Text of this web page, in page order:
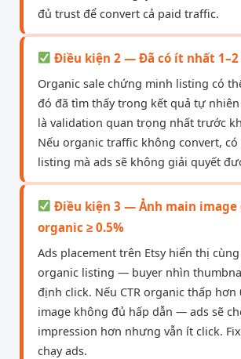
đủ trust để convert cả paid traffic.
Điều kiện 2 — Đã có ít nhất
Organic sale chứng minh listing có
đó đã tìm thấy trong kết quả tự
là validation quan trọng nhất trước
Nếu organic traffic không convert, có
listing mà ads sẽ không giải quyết
Điều kiện 3 — Ảnh main image
organic ≥ 0.5%
Ads placement trên Etsy hiển thị
organic listing — buyer nhìn
định click. Nếu CTR organic thấp hơn
image không đủ hấp dẫn — ads sẽ
impression hơn nhưng vẫn ít click.
chạy ads.